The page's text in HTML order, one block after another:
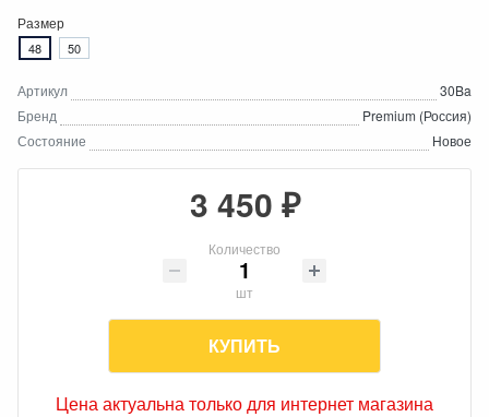
Размер
48 50
Артикул
30Ba
Бренд
Premium (Россия)
Состояние
Новое
3 450 ₽
Количество
шт
КУПИТЬ
Цена актуальна только для интернет магазина